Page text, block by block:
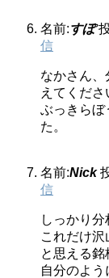
名前:すぽ
信
なかさん、
えてくださ
ぶっきらぼ
た。
名前:Nick
信
しっかり分
これだけ
と思える銘
自分のよ